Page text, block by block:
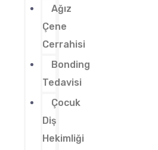
Ağız
Çene
Cerrahisi
Bonding
Tedavisi
Çocuk
Diş
Hekimliği